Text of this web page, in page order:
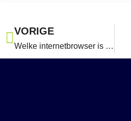
VORIGE
Welke internetbrowser is het beste voor je bedrijf?